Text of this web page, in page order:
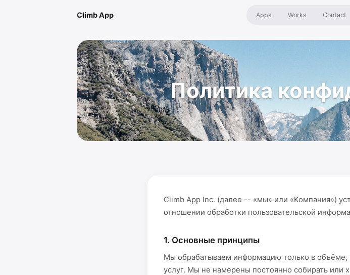
Climb App Apps Works Contact
Политика
Climb App Inc. (далее -- «мы» или «Компания»)
отношении обработки пользовательской
1. Основные принципы
Мы обрабатываем информацию только в
услуг. Мы не намерены постоянно собирать